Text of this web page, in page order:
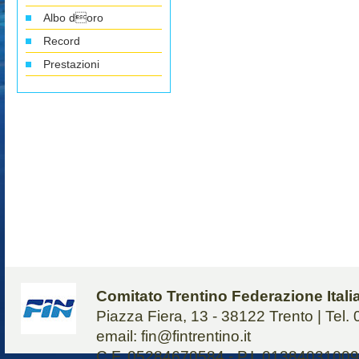
Albo doro
Record
Prestazioni
Comitato Trentino Federazione
Piazza Fiera, 13 - 38122 Trento |
email: fin@fintrentino.it